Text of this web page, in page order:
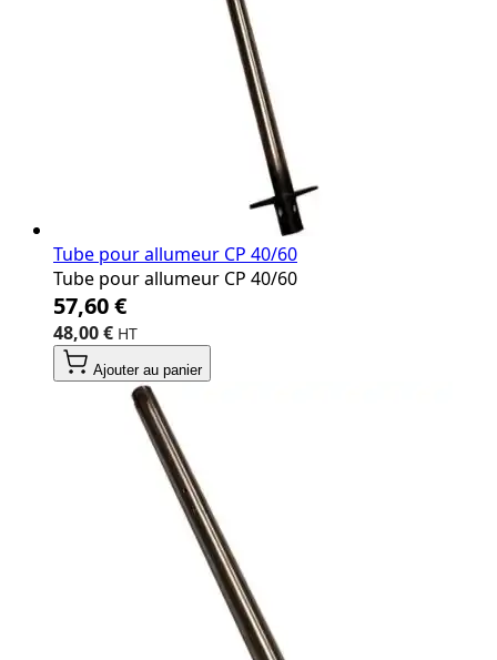
Tube pour allumeur CP 40/60
Tube pour allumeur CP 40/60
57,60 €
48,00 €
Ajouter au panier